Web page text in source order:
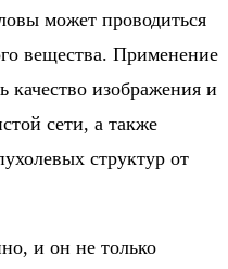
может проводиться
вещества. Применение
качество изображения и
сети, а также
структур от
и он не только